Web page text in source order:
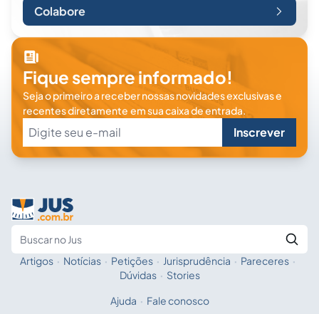
Colabore
Fique sempre informado!
Seja o primeiro a receber nossas novidades exclusivas e
recentes diretamente em sua caixa de entrada.
Inscrever
Fale com a IA
Artigos · Notícias · Petições · Jurisprudência · Pareceres ·
Dúvidas · Stories
Ajuda · Fale conosco